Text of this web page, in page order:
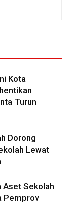
Kota
Turun
Dorong
Lewat
Aset Sekolah
Pemprov